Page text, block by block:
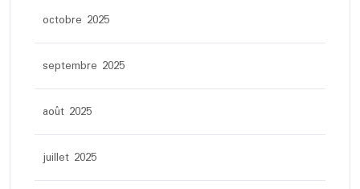
octobre 2025
septembre 2025
août 2025
juillet 2025